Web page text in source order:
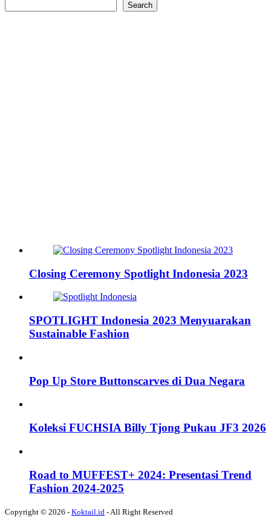
Search
Closing Ceremony Spotlight Indonesia 2023
SPOTLIGHT Indonesia 2023 Menyuarakan
Sustainable Fashion
Pop Up Store Buttonscarves di Dua Negara
Koleksi FUCHSIA Billy Tjong Pukau JF3 2026
Road to MUFFEST+ 2024: Presentasi Trend
Fashion 2024-2025
Copyright © 2026 - Koktail.id - All Right Reserved